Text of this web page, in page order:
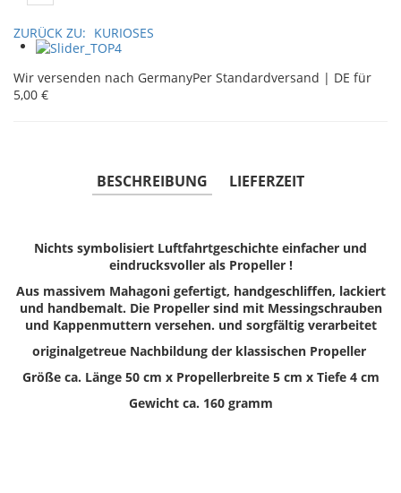
ZURÜCK ZU: KURIOSES
Wir versenden nach GermanyPer Standardversand | DE für
5,00 €
BESCHREIBUNG LIEFERZEIT
Nichts symbolisiert Luftfahrtgeschichte einfacher und
eindrucksvoller als Propeller !
Aus massivem Mahagoni gefertigt, handgeschliffen, lackiert
und handbemalt. Die Propeller sind mit Messingschrauben
und Kappenmuttern versehen. und sorgfältig verarbeitet
originalgetreue Nachbildung der klassischen Propeller
Größe ca. Länge 50 cm x Propellerbreite 5 cm x Tiefe 4 cm
Gewicht ca. 160 gramm